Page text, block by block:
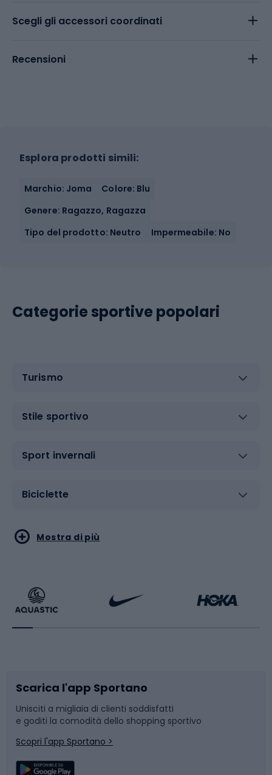
Scegli gli accessori coordinati
Recensioni
Esplora prodotti simili:
Marchio: Joma
Colore: Blu
Genere: Ragazzo, Ragazza
Tipo del prodotto: Neutro
Impermeabile: No
Categorie sportive popolari
Turismo
Stile sportivo
Sport invernali
Biciclette
Sport acquatici
Bikepacking
Bushcraft
Corsa
Sport di squadra
Sport di arti marziali
Sport con le racchette
Slitte e slittini
Snowboard
Camminata nordica
Mostra di più
Scarica l'app Sportano
Unisciti a migliaia di clienti soddisfatti
e goditi la comodità dello shopping sportivo
Scopri l'app Sportano >